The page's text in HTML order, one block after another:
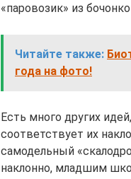
«паровозик» из
Читайте также:
года на фото!
Есть много других
соответствует их
самодельный
наклонно, младшим